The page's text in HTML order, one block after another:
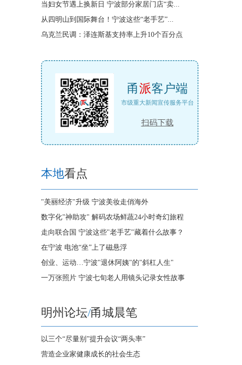
当妇女节遇上换新日 宁波部分家居门店“卖...
从四明山到国际舞台！宁波这些“老手艺”...
乌克兰民调：泽连斯基支持率上升10个百分点
甬派客户端
市级重大新闻宣传服务平台
扫码下载
本地看点
"美丽经济"升级 宁波美妆走俏海外
数字化"神助攻" 解码农场鲜蔬24小时奇幻旅程
走向联合国 宁波这些"老手艺"藏着什么故事？
在宁波 电池“坐”上了磁悬浮
创业、运动…宁波"退休阿姨"的"斜杠人生"
一万张照片 宁波七旬老人用镜头记录女性故事
明州论坛/甬城晨笔
以三个“尽量别”提升会议“两头率”
营造企业家健康成长的社会生态